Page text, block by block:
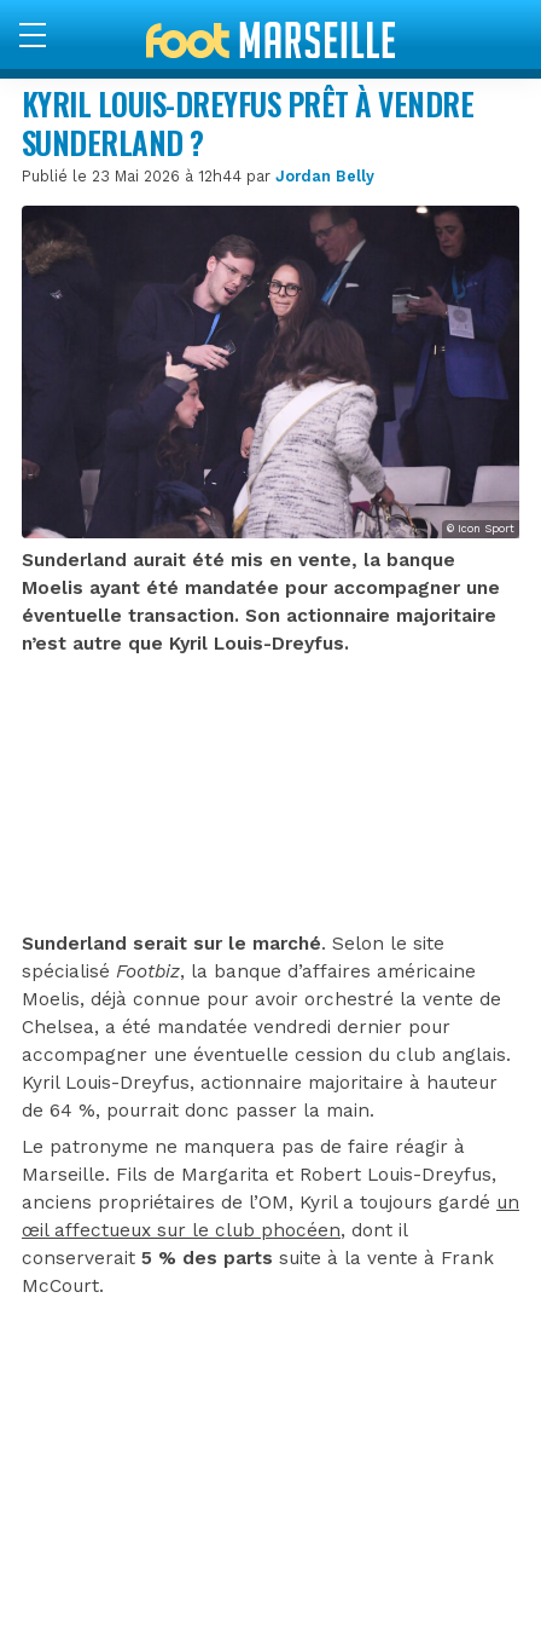
KYRIL LOUIS-DREYFUS PRÊT À VENDRE
SUNDERLAND ?
Publié le 23 Mai 2026 à 12h44 par Jordan Belly
© Icon Sport
Sunderland aurait été mis en vente, la banque
Moelis ayant été mandatée pour accompagner une
éventuelle transaction. Son actionnaire majoritaire
n’est autre que Kyril Louis-Dreyfus.
Sunderland serait sur le marché. Selon le site
spécialisé Footbiz, la banque d’affaires américaine
Moelis, déjà connue pour avoir orchestré la vente de
Chelsea, a été mandatée vendredi dernier pour
accompagner une éventuelle cession du club anglais.
Kyril Louis-Dreyfus, actionnaire majoritaire à hauteur
de 64 %, pourrait donc passer la main.
Le patronyme ne manquera pas de faire réagir à
Marseille. Fils de Margarita et Robert Louis-Dreyfus,
anciens propriétaires de l’OM, Kyril a toujours gardé un
œil affectueux sur le club phocéen, dont il
conserverait 5 % des parts suite à la vente à Frank
McCourt.